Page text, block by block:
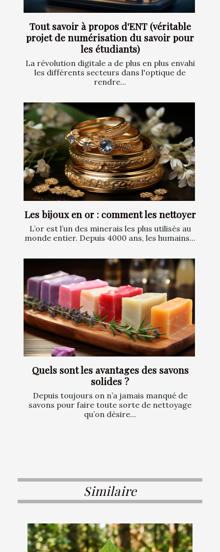
Tout savoir à propos d'ENT (véritable
projet de numérisation du savoir pour
les étudiants)
La révolution digitale a de plus en plus envahi
les différents secteurs dans l'optique de
rendre...
Les bijoux en or : comment les nettoyer
L’or est l’un des minerais les plus utilisés au
monde entier. Depuis 4000 ans, les humains...
Quels sont les avantages des savons
solides ?
Depuis toujours on n’a jamais manqué de
savons pour faire toute sorte de nettoyage
qu’on désire...
Similaire